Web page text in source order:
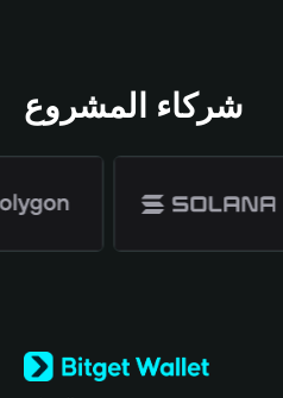
شركاء المشروع